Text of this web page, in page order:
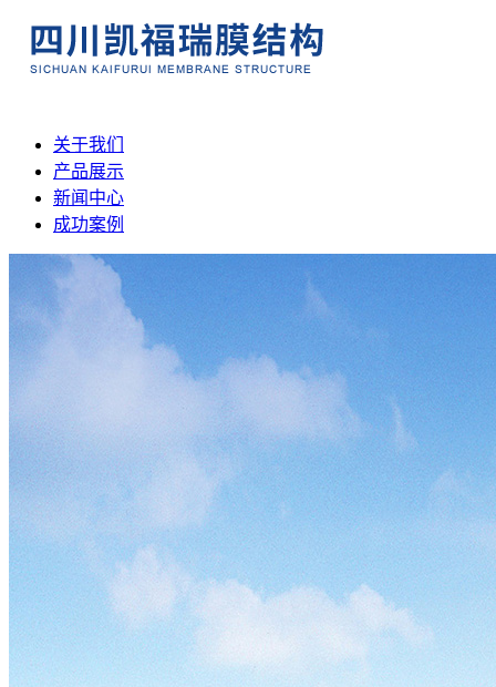
关于我们
产品展示
新闻中心
成功案例